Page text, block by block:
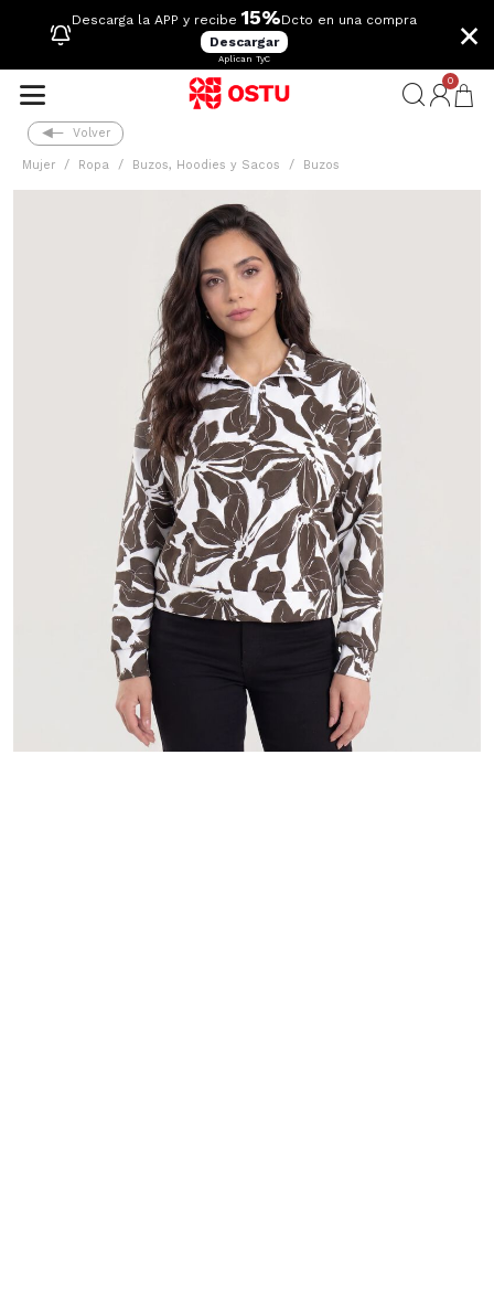
Descarga la APP y recibe 15%Dcto en una compra
Descargar
Aplican TyC
×
0
Volver
Mujer Ropa Buzos, Hoodies y Sacos Buzos